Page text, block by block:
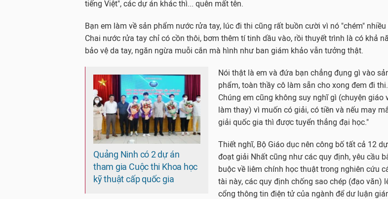
tiếng Việt", các dự án khác thì... quên mất tên.
Bạn em làm về sản phẩm nước rửa tay, lúc đi thi cũng rất buồn cười vì nó "chém" nhiều
Chai nước rửa tay chỉ có cồn thôi, bơm thêm tí tinh dầu vào, rồi thuyết trình là có khả
bảo vệ da tay, ngăn ngừa muỗi cắn mà hình như ban giám khảo vẫn tưởng thật.
Quảng Ninh có 2 dự án
tham gia Cuộc thi Khoa học
kỹ thuật cấp quốc gia
Nói thật là em và đứa bạn chẳng đụng gì vào
phẩm, toàn thầy cô làm sẵn cho xong đem đi thi.
Chúng em cũng không suy nghĩ gì (chuyện giáo
làm thay) vì muốn có giải, có tiền và nếu may
giải quốc gia thì được tuyển thẳng đại học."
Thiết nghĩ, Bộ Giáo dục nên công bố tất cả 12
đoạt giải Nhất cũng như các quy định, yêu cầu
buộc về liêm chính học thuật trong nghiên cứu
tài này, các quy định chống sao chép (đạo văn)
cổng thông tin điện tử của ngành để dư luận